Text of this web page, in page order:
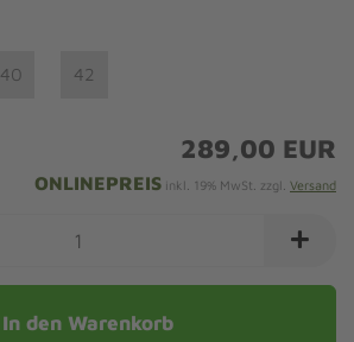
40 42
289,00 EUR
ONLINEPREIS inkl. 19% MwSt. zzgl. Versand
In den Warenkorb